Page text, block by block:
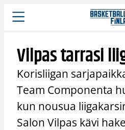
Siirry
sisältöön
Vilpas tarrasi
Korisliigan
Team Componenta
kun nousua
Salon Vilpas kävi